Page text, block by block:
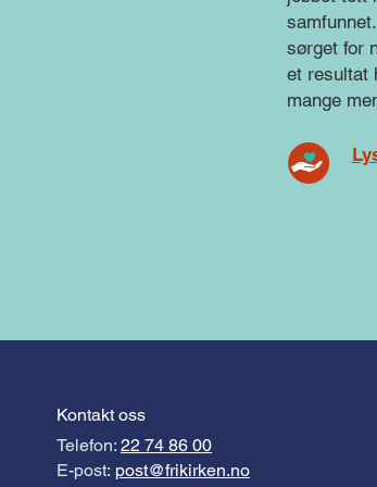
sørget for
et resultat
mange
Kontakt oss
Telefon: 22 74 86 00
E-post: post@frikirken.no